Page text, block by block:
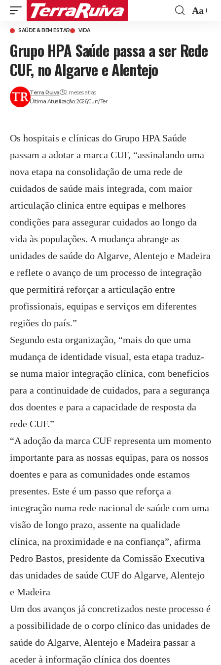
Aa
SAÚDE & BEM ESTAR VIDA
Grupo HPA Saúde passa a ser Rede
CUF, no Algarve e Alentejo
Última Atualização: 2026/Jun/Ter
Terra Ruiva 2 meses atrás
Os hospitais e clínicas do Grupo HPA Saúde
passam a adotar a marca CUF, “assinalando uma
nova etapa na consolidação de uma rede de
cuidados de saúde mais integrada, com maior
articulação clínica entre equipas e melhores
condições para assegurar cuidados ao longo da
vida às populações. A mudança abrange as
unidades de saúde do Algarve, Alentejo e Madeira
e reflete o avanço de um processo de integração
que permitirá reforçar a articulação entre
profissionais, equipas e serviços em diferentes
regiões do país.”
Segundo esta organização, “mais do que uma
mudança de identidade visual, esta etapa traduz-
se numa maior integração clínica, com benefícios
para a continuidade de cuidados, para a segurança
dos doentes e para a capacidade de resposta da
rede CUF.”
“A adoção da marca CUF representa um momento
importante para as nossas equipas, para os nossos
doentes e para as comunidades onde estamos
presentes. Este é um passo que reforça a
integração numa rede nacional de saúde com uma
visão de longo prazo, assente na qualidade
clínica, na proximidade e na confiança”, afirma
Pedro Bastos, presidente da Comissão Executiva
das unidades de saúde CUF do Algarve, Alentejo
e Madeira
Um dos avanços já concretizados neste processo é
a possibilidade de o corpo clínico das unidades de
saúde do Algarve, Alentejo e Madeira passar a
aceder à informação clínica dos doentes